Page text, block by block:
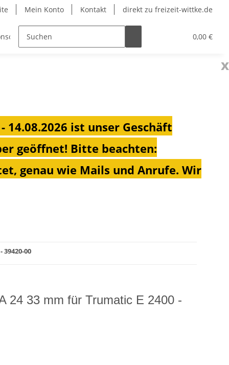
Mein Konto Kontakt direkt zu freizeit-wittke.de
0,00 €
Heizungen für Ihren
x
ist unser Geschäft
geöffnet! Bitte beachten:
genau wie Mails und Anrufe. Wir
00
24 33 mm für Trumatic E 2400 -